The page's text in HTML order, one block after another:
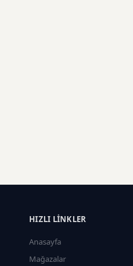
HIZLI LINKLER
Anasayfa
Mağazalar